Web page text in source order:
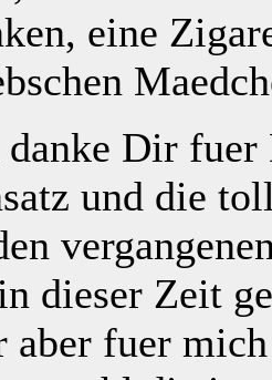
eine
Dir fuer
und die
dieser Zeit
aber fuer